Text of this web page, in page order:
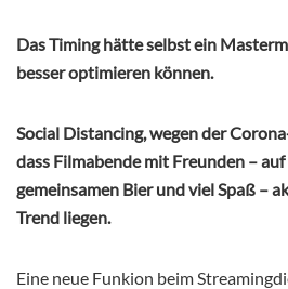
Das Timing hätte selbst ein
besser optimieren können.
Social Distancing, wegen der
dass Filmabende mit Freunden –
gemeinsamen Bier und viel Spaß –
Trend liegen.
Eine neue Funkion beim